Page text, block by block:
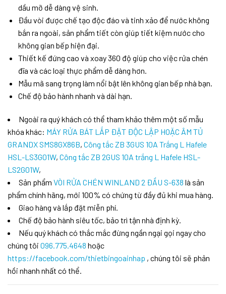
dầu mỡ dễ dàng vệ sinh.
Đầu vòi được chế tạo độc đáo và tinh xảo để nước không
bắn ra ngoài, sản phẩm tiết còn giúp tiết kiệm nước cho
không gian bếp hiện đại.
Thiết kế đứng cao và xoay 360 độ giúp cho việc rửa chén
đĩa và các loại thực phẩm dễ dàng hơn.
Mẫu mã sang trọng làm nổi bật lên không gian bếp nhà bạn.
Chế độ bảo hành nhanh và dài hạn.
Ngoài ra quý khách có thể tham khảo thêm một số mẫu
khóa khác: MÁY RỬA BÁT LẮP ĐẶT ĐỘC LẬP HOẶC ÂM TỦ
GRANDX SMS8GX86B, Công tắc ZB 3GUS 10A Trắng L Hafele
HSL-LS3G01W, Công tắc ZB 2GUS 10A trắng L Hafele HSL-
LS2G01W,
Sản phẩm VÒI RỬA CHÉN WINLAND 2 ĐẦU S-638 là sản
phẩm chính hãng, mới 100% có chứng từ đầy đủ khi mua hàng.
Giao hàng và lắp đặt miễn phí.
Chế độ bảo hành siêu tốc, bảo trì tận nhà định kỳ.
Nếu quý khách có thắc mắc đừng ngần ngại gọi ngay cho
chúng tôi 096.775.4648 hoặc
https://facebook.com/thietbingoainhap , chúng tôi sẽ phản
hồi nhanh nhất có thể.